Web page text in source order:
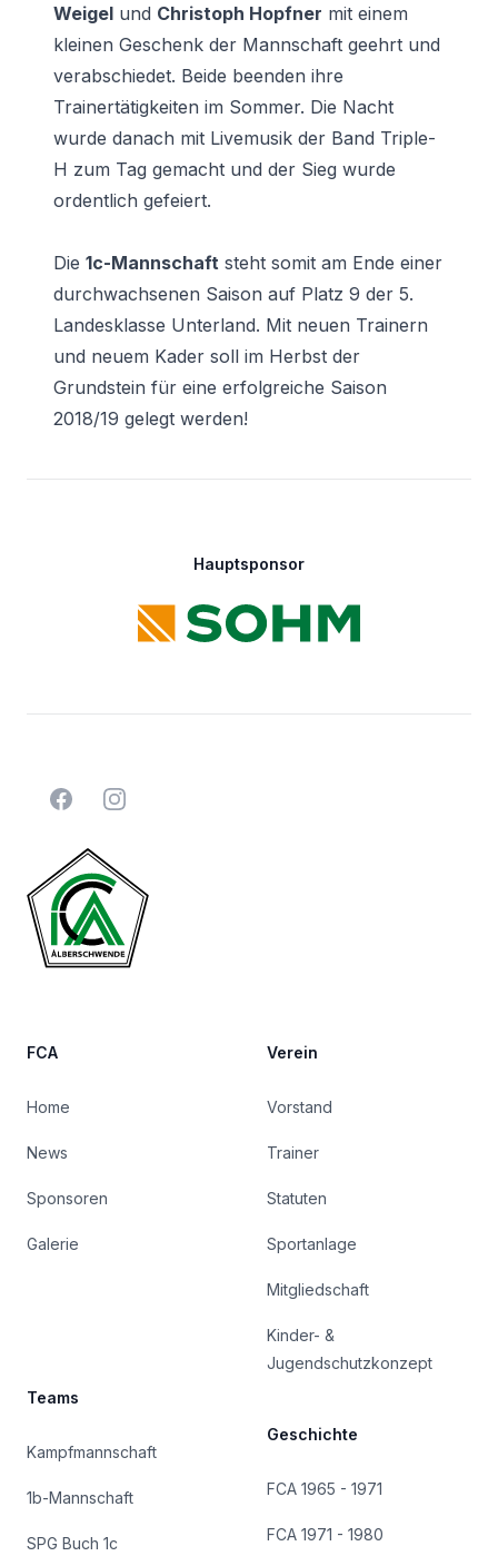
Weigel und Christoph Hopfner mit einem
kleinen Geschenk der Mannschaft geehrt und
verabschiedet. Beide beenden ihre
Trainertätigkeiten im Sommer. Die Nacht
wurde danach mit Livemusik der Band Triple-
H zum Tag gemacht und der Sieg wurde
ordentlich gefeiert.
Die 1c-Mannschaft steht somit am Ende einer
durchwachsenen Saison auf Platz 9 der 5.
Landesklasse Unterland. Mit neuen Trainern
und neuem Kader soll im Herbst der
Grundstein für eine erfolgreiche Saison
2018/19 gelegt werden!
Hauptsponsor
FacebookInstagram
FCA
Home
News
Sponsoren
Galerie
Teams
Kampfmannschaft
1b-Mannschaft
SPG Buch 1c
Verein
Vorstand
Trainer
Statuten
Sportanlage
Mitgliedschaft
Kinder- &
Jugendschutzkonzept
Geschichte
FCA 1965 - 1971
FCA 1971 - 1980